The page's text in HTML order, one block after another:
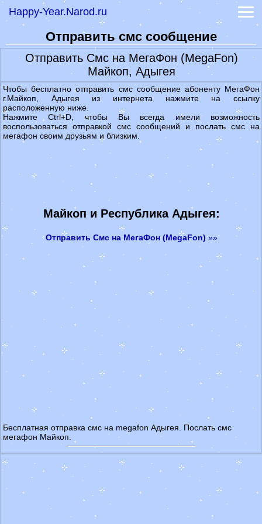
Отправить смс сообщение
Отправить Смс на МегаФон (MegaFon)
Майкоп, Адыгея
Чтобы бесплатно отправить смс сообщение абоненту МегаФон
г.Майкоп, Адыгея из интернета нажмите на ссылку
расположенную ниже.
Нажмите Ctrl+D, чтобы Вы всегда имели возможность
воспользоваться отправкой смс сообщений и послать смс на
мегафон своим друзьям и близким.
Майкоп и Республика Адыгея:
Отправить Смс на МегаФон (MegaFon) »»
Бесплатная отправка смс на megafon Адыгея. Послать смс
мегафон Майкоп.
Happy-Year.Narod.ru
-на кофейной гуще
гадания на святки
Народные приметы
Народные заговоры
Сонник
Лунный календарь 2022
Гороскопы
-Гороскоп на сегодня
Гороскоп на 2022 год
Праздники 2023
Прикольные смс
Признание в любви
Значение имени